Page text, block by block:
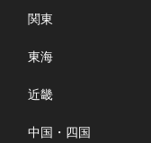
関東
東海
近畿
中国・四国